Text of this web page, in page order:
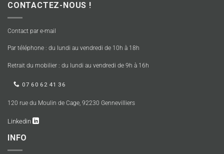
CONTACTEZ-NOUS !
Contact par e-mail
Par téléphone : du lundi au vendredi de 10h à 18h
Retrait du mobilier : du lundi au vendredi de 9h à 16h
07 60 62 41 36
120 rue du Moulin de Cage, 92230 Gennevilliers
Linkedin
INFO